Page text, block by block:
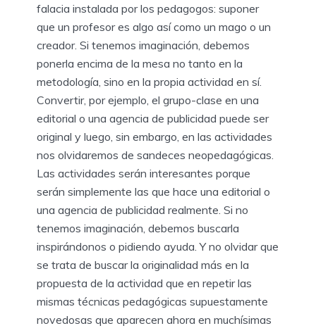
falacia instalada por los pedagogos: suponer
que un profesor es algo así como un mago o un
creador. Si tenemos imaginación, debemos
ponerla encima de la mesa no tanto en la
metodología, sino en la propia actividad en sí.
Convertir, por ejemplo, el grupo-clase en una
editorial o una agencia de publicidad puede ser
original y luego, sin embargo, en las actividades
nos olvidaremos de sandeces neopedagógicas.
Las actividades serán interesantes porque
serán simplemente las que hace una editorial o
una agencia de publicidad realmente. Si no
tenemos imaginación, debemos buscarla
inspirándonos o pidiendo ayuda. Y no olvidar que
se trata de buscar la originalidad más en la
propuesta de la actividad que en repetir las
mismas técnicas pedagógicas supuestamente
novedosas que aparecen ahora en muchísimas